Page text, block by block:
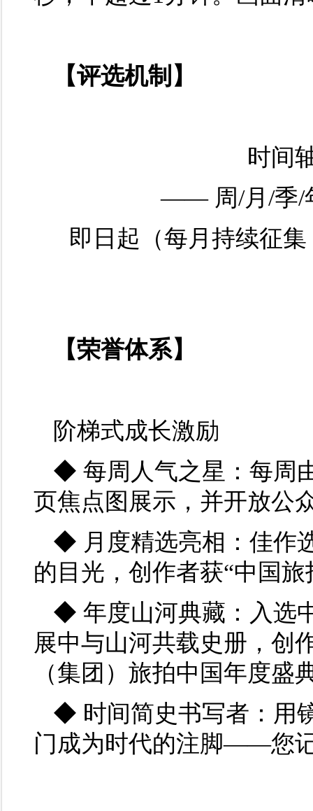
【评选机制】
时间
—— 周/月/季/
即日起（每月持续征
【荣誉体系】
阶梯式成长激励
◆ 每周人气之星：每周
页焦点图展示，并开放公
◆ 月度精选亮相：佳作
的目光，创作者获“中国
◆ 年度山河典藏：入选
展中与山河共载史册，创
（集团）旅拍中国年度盛
◆ 时间简史书写者：用
门成为时代的注脚——您